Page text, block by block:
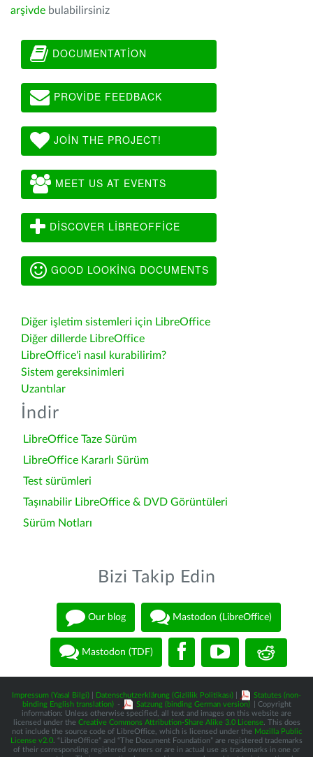
arşivde bulabilirsiniz
DOCUMENTATION
PROVIDE FEEDBACK
JOIN THE PROJECT!
MEET US AT EVENTS
DISCOVER LIBREOFFICE
GOOD LOOKING DOCUMENTS
Diğer işletim sistemleri için LibreOffice
Diğer dillerde LibreOffice
LibreOffice'i nasıl kurabilirim?
Sistem gereksinimleri
Uzantılar
İndir
LibreOffice Taze Sürüm
LibreOffice Kararlı Sürüm
Test sürümleri
Taşınabilir LibreOffice & DVD Görüntüleri
Sürüm Notları
Bizi Takip Edin
Our blog Mastodon (LibreOffice)
Mastodon (TDF)
Impressum (Yasal Bilgi) Datenschutzerklärung (Gizlilik Politikası)
Statutes (non-
binding English translation) - Satzung (binding German version)
| Copyright
information: Unless otherwise specified, all text and images on this website are
licensed under the Creative Commons Attribution-Share Alike 3.0 License. This does
not include the source code of LibreOffice, which is licensed under the Mozilla Public
License v2.0 . “LibreOffice” and “The Document Foundation” are registered trademarks
of their corresponding registered owners or are in actual use as trademarks in one or